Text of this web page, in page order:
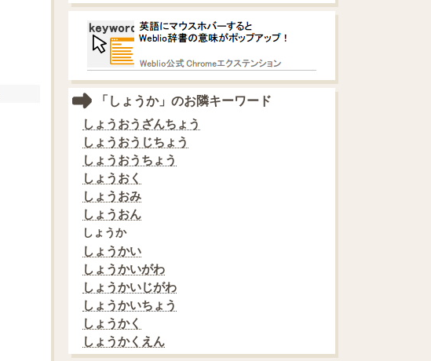
「しょうか」のお隣キーワード
しょうおうざんちょう
しょうおうじちょう
しょうおうちょう
しょうおく
しょうおみ
しょうおん
しょうか
しょうかい
しょうかいがわ
しょうかいじがわ
しょうかいちょう
しょうかく
しょうかくえん